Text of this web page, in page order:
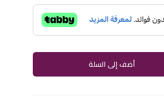
أضف إلى السلة